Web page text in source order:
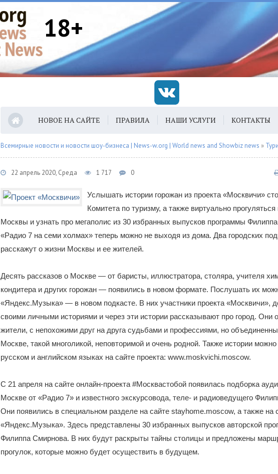
18+
НОВОЕ НА САЙТЕ ПРАВИЛА НАШИ УСЛУГИ КОНТАКТЫ
Всемирные новости и новости шоу-бизнеса | News-w.org | World news and Showbiz news »
22 апрель 2020, Среда 1 717 0
Услышать истории горожан из проекта «Москвичи»
Комитета по туризму, а также виртуально
Москвы и узнать про мегаполис из 30 избранных выпусков программы
«Радио 7 на семи холмах» теперь можно не выходя из дома. Два городских
расскажут о жизни Москвы и ее жителей.
Десять рассказов о Москве — от баристы, иллюстратора, столяра, учителя
кондитера и других горожан — появились в новом формате. Послушать их
«Яндекс.Музыка» — в новом подкасте. В них участники проекта «Москвичи»,
своими личными историями и через эти истории рассказывают про город. Они
жители, с непохожими друг на друга судьбами и профессиями, но
Москве, такой многоликой, неповторимой и очень родной. Также истории
русском и английском языках на сайте проекта: www.moskvichi.moscow.
С 21 апреля на сайте онлайн-проекта #Москвастобой появилась подборка
Москве от «Радио 7» и известного экскурсовода, теле- и радиоведущего
Они появились в специальном разделе на сайте stayhome.moscow, а также на
«Яндекс.Музыка». Здесь представлены 30 избранных выпусков авторской
Филиппа Смирнова. В них будут раскрыты тайны столицы и предложены
прогулок, которые можно будет осуществить в будущем.